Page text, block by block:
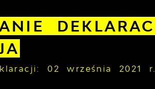
02 września 2021 r.